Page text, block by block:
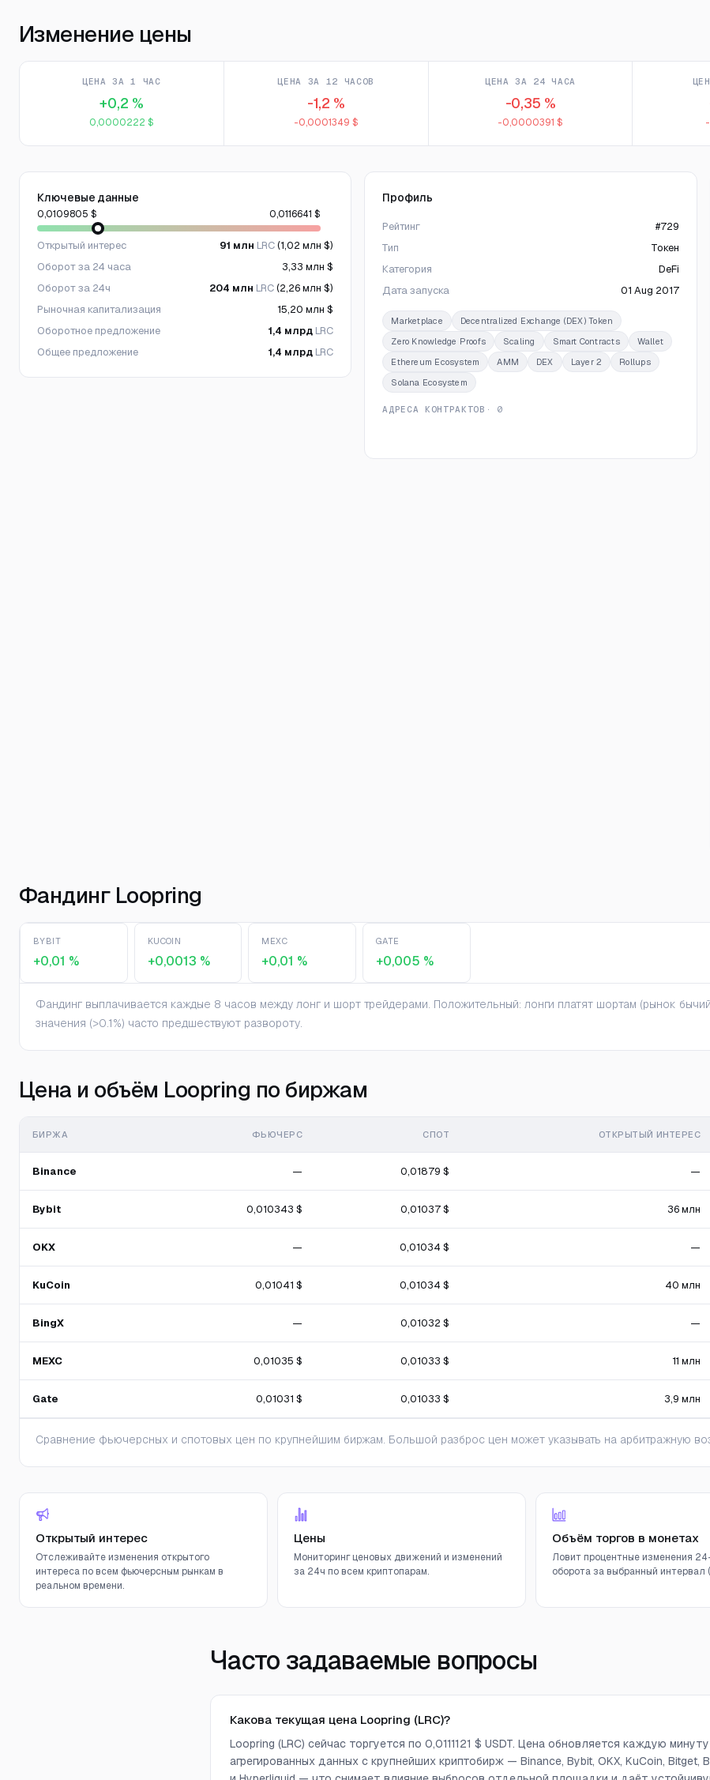
Изменение цены
ЦЕНА ЗА 1 ЧАС
+0,2 %
0,0000222 $
ЦЕНА ЗА 12 ЧАСОВ
-1,2 %
-0,0001349 $
ЦЕНА ЗА 24 ЧАСА
-0,35 %
-0,0000391 $
Ключевые данные
0,0109805 $ 0,0116641 $
Открытый интерес 91 млн LRC(1,02 млн $)
Оборот за 24 часа
3,33 млн $
Оборот за 24ч
204 млн LRC(2,26 млн $)
Рыночная капитализация
15,20 млн $
Оборотное предложение
1,4 млрд LRC
Общее предложение
1,4 млрд LRC
Профиль
Рейтинг
#729
Тип
Токен
Категория
DeFi
Дата запуска
01 Aug 2017
Marketplace
Decentralized Exchange (DEX) Token
Zero Knowledge Proofs
Scaling Smart Contracts
Wallet
Ethereum Ecosystem
AMM DEX Layer 2
Rollups
Solana Ecosystem
АДРЕСА КОНТРАКТОВ · 0
Фандинг Loopring
BYBIT
+0,01 %
KUCOIN
+0,0013 %
MEXC
+0,01 %
GATE
+0,005 %
Фандинг выплачивается каждые 8 часов между лонг и шорт трейдерами. Положительный: лонги платят шортам (рынок
значения (>0.1%) часто предшествуют развороту.
Цена и объём Loopring по биржам
БИРЖА ФЬЮЧЕРС СПОТ ОТКРЫТЫЙ ИНТЕРЕС
Binance — 0,01879 $ —
Bybit 0,010343 $ 0,01037 $ 36 млн
OKX — 0,01034 $ —
KuCoin 0,01041 $ 0,01034 $ 40 млн
BingX — 0,01032 $ —
MEXC 0,01035 $ 0,01033 $ 11 млн
Gate 0,01031 $ 0,01033 $ 3,9 млн
Сравнение фьючерсных и спотовых цен по крупнейшим биржам. Большой разброс цен может указывать на арбитражную
Открытый интерес
Отслеживайте изменения открытого
интереса по всем фьючерсным рынкам в
реальном времени.
Цены
Мониторинг ценовых движений и изменений
за 24ч по всем криптопарам.
Объём торгов в монетах
Ловит процентные изменения
оборота за выбранный интервал
Часто задаваемые вопросы
Какова текущая цена Loopring (LRC)?
Loopring (LRC) сейчас торгуется по 0,0111121 $ USDT. Цена обновляется каждую
агрегированных данных с крупнейших криптобирж — Binance, Bybit, OKX, KuCoin, Bitget,